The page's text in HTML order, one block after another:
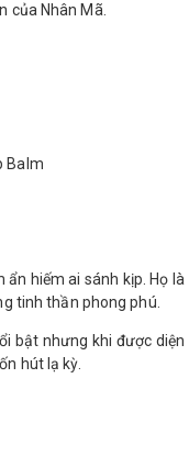
của Nhân Mã.
Balm
hiếm ai sánh kịp. Họ là
tinh thần phong phú.
bật nhưng khi được diện
hút lạ kỳ.